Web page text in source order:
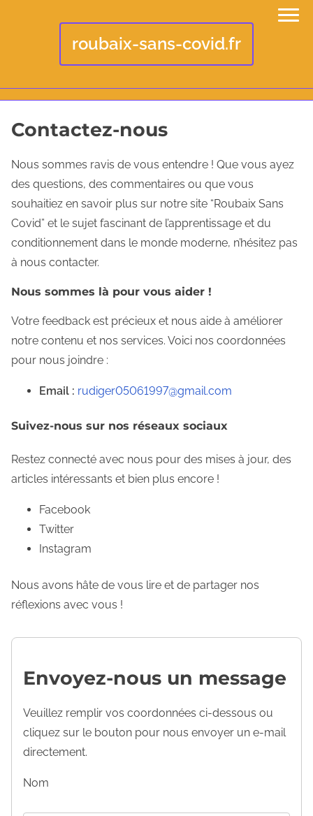
roubaix-sans-covid.fr
Contactez-nous
Nous sommes ravis de vous entendre ! Que vous ayez
des questions, des commentaires ou que vous
souhaitiez en savoir plus sur notre site “Roubaix Sans
Covid” et le sujet fascinant de l’apprentissage et du
conditionnement dans le monde moderne, n’hésitez pas
à nous contacter.
Nous sommes là pour vous aider !
Votre feedback est précieux et nous aide à améliorer
notre contenu et nos services. Voici nos coordonnées
pour nous joindre :
Email : rudiger05061997@gmail.com
Suivez-nous sur nos réseaux sociaux
Restez connecté avec nous pour des mises à jour, des
articles intéressants et bien plus encore !
Facebook
Twitter
Instagram
Nous avons hâte de vous lire et de partager nos
réflexions avec vous !
Envoyez-nous un message
Veuillez remplir vos coordonnées ci-dessous ou
cliquez sur le bouton pour nous envoyer un e-mail
directement.
Nom